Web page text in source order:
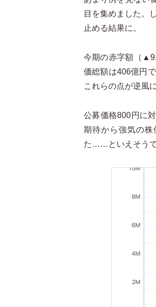
目を集めました。
止める結果に。
今期の赤字額（
価総額は406億円
これらの点が逆風
公募価格800円に
期待から強気の
た……といえそうで